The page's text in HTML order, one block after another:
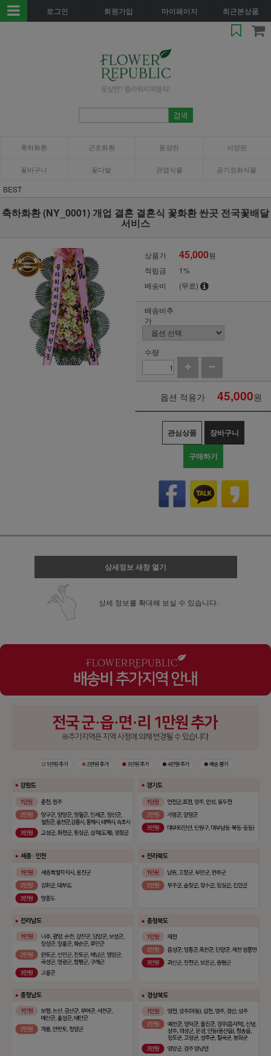
로그인 회원가입 마이페이지 최근본상품
축하화환 근조화환 동양란 서양란
꽃바구니 꽃다발 관엽식물 공기정화식물
BEST
축하화환 (NY_0001) 개업 결혼 결혼식 꽃화환 싼곳 전국꽃배달
서비스
상품가 45,000원
적립금
1%
배송비
(무료)
배송비추
가
수량
옵션 적용가 45,000원
관심상품 장바구니
구매하기
상세정보 새창 열기
상세 정보를 확대해 보실 수 있습니다.